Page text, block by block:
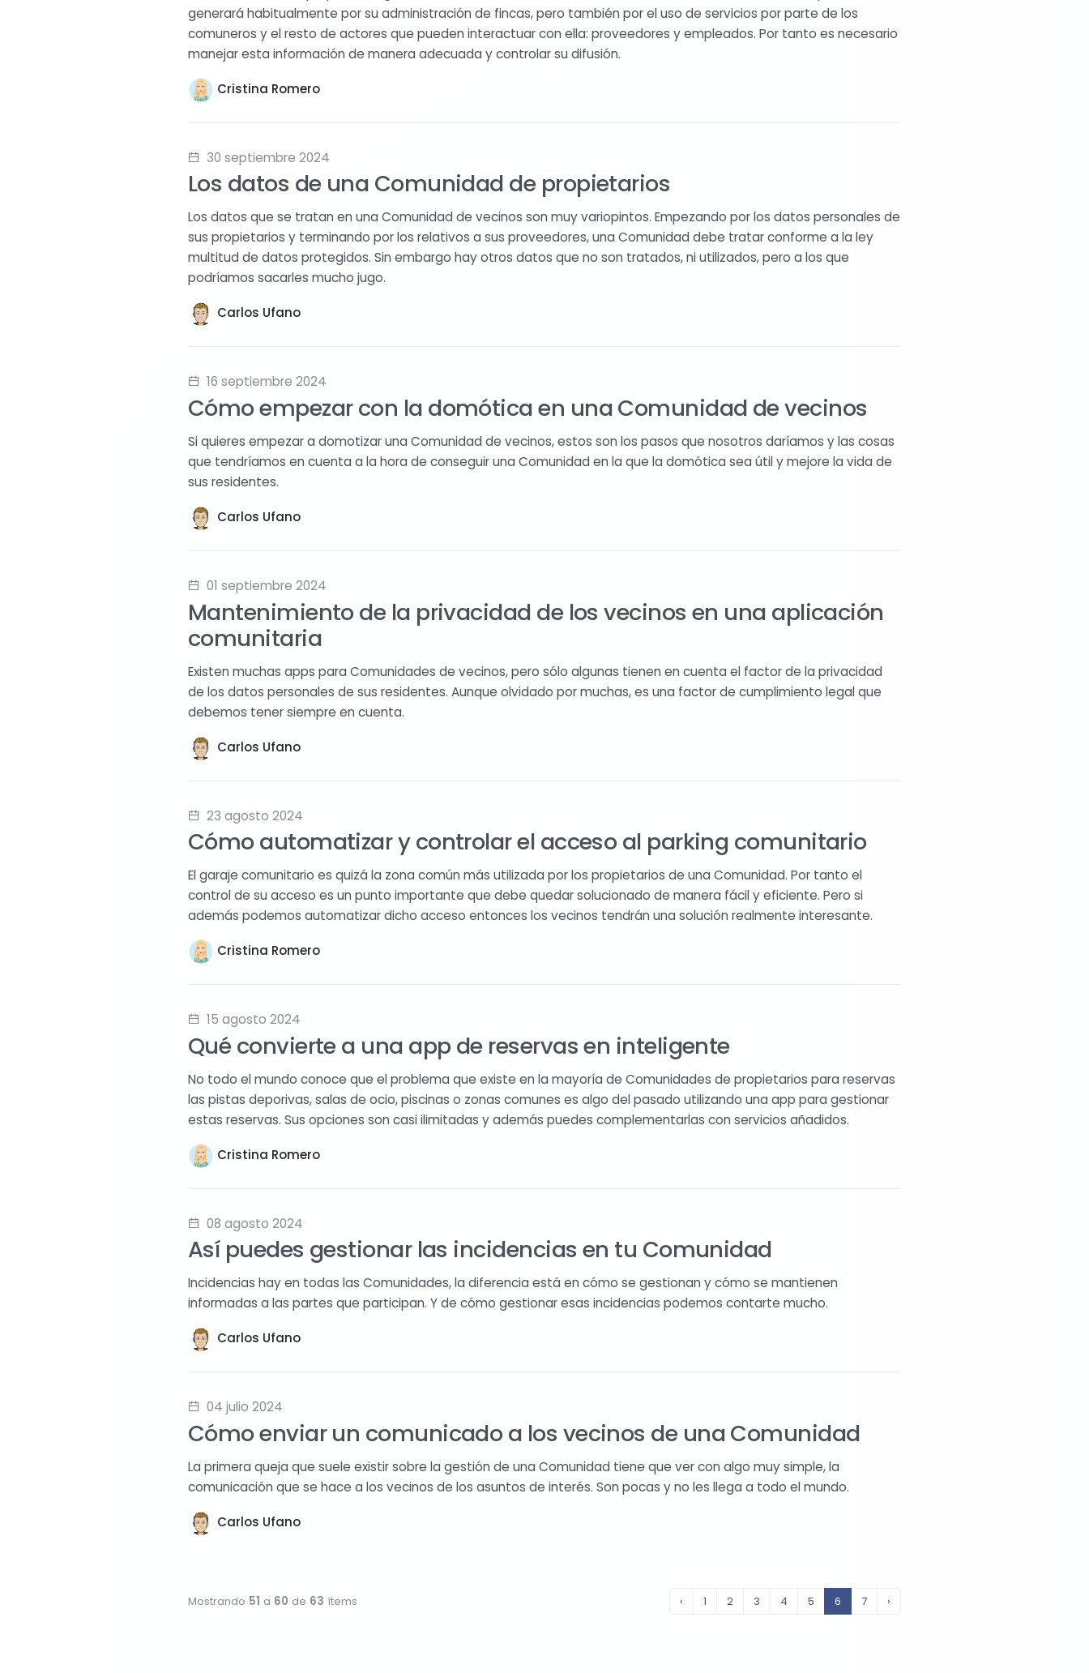
generará habitualmente por su administración de fincas, pero también por el uso de servicios por parte de los
comuneros y el resto de actores que pueden interactuar con ella: proveedores y empleados. Por tanto es necesario
manejar esta información de manera adecuada y controlar su difusión.
Cristina Romero
30 septiembre 2024
Los datos de una Comunidad de propietarios
Los datos que se tratan en una Comunidad de vecinos son muy variopintos. Empezando por los datos personales de
sus propietarios y terminando por los relativos a sus proveedores, una Comunidad debe tratar conforme a la ley
multitud de datos protegidos. Sin embargo hay otros datos que no son tratados, ni utilizados, pero a los que
podríamos sacarles mucho jugo.
Carlos Ufano
16 septiembre 2024
Cómo empezar con la domótica en una Comunidad de vecinos
Si quieres empezar a domotizar una Comunidad de vecinos, estos son los pasos que nosotros daríamos y las cosas
que tendríamos en cuenta a la hora de conseguir una Comunidad en la que la domótica sea útil y mejore la vida de
sus residentes.
Carlos Ufano
01 septiembre 2024
Mantenimiento de la privacidad de los vecinos en una aplicación
comunitaria
Existen muchas apps para Comunidades de vecinos, pero sólo algunas tienen en cuenta el factor de la privacidad
de los datos personales de sus residentes. Aunque olvidado por muchas, es una factor de cumplimiento legal que
debemos tener siempre en cuenta.
Carlos Ufano
23 agosto 2024
Cómo automatizar y controlar el acceso al parking comunitario
El garaje comunitario es quizá la zona común más utilizada por los propietarios de una Comunidad. Por tanto el
control de su acceso es un punto importante que debe quedar solucionado de manera fácil y eficiente. Pero si
además podemos automatizar dicho acceso entonces los vecinos tendrán una solución realmente interesante.
Cristina Romero
15 agosto 2024
Qué convierte a una app de reservas en inteligente
No todo el mundo conoce que el problema que existe en la mayoría de Comunidades de propietarios para reservas
las pistas deporivas, salas de ocio, piscinas o zonas comunes es algo del pasado utilizando una app para gestionar
estas reservas. Sus opciones son casi ilimitadas y además puedes complementarlas con servicios añadidos.
Cristina Romero
08 agosto 2024
Así puedes gestionar las incidencias en tu Comunidad
Incidencias hay en todas las Comunidades, la diferencia está en cómo se gestionan y cómo se mantienen
informadas a las partes que participan. Y de cómo gestionar esas incidencias podemos contarte mucho.
Carlos Ufano
04 julio 2024
Cómo enviar un comunicado a los vecinos de una Comunidad
La primera queja que suele existir sobre la gestión de una Comunidad tiene que ver con algo muy simple, la
comunicación que se hace a los vecinos de los asuntos de interés. Son pocas y no les llega a todo el mundo.
Carlos Ufano
Mostrando 51 a 60 de 63 ítems ‹ 1 2 3 4 5 6 7 ›